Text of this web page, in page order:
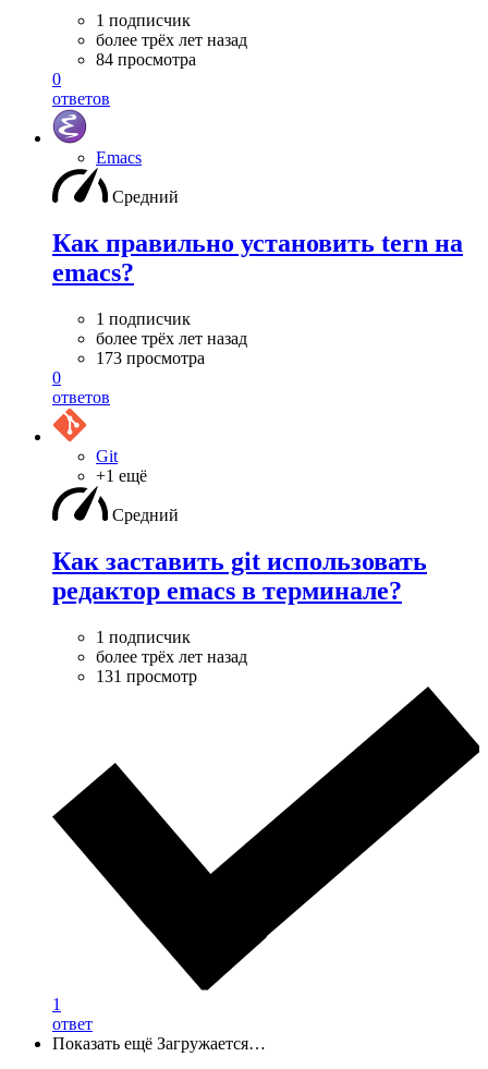
1 подписчик
более трёх лет назад
84 просмотра
0
ответов
Emacs
Средний
Как правильно установить tern на
emacs?
1 подписчик
более трёх лет назад
173 просмотра
0
ответов
Git
+1 ещё
Средний
Как заставить git использовать
редактор emacs в терминале?
1 подписчик
более трёх лет назад
131 просмотр
1
ответ
Показать ещё Загружается…